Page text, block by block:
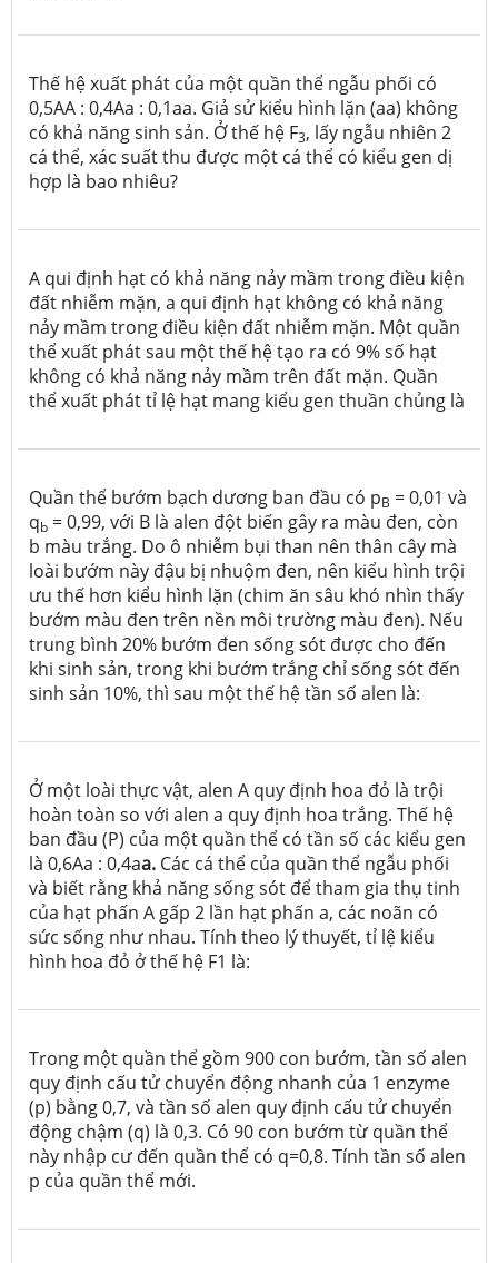
Thế hệ xuất phát của một quần thể ngẫu phối có
0,5AA : 0,4Aa : 0,1aa. Giả sử kiểu hình lặn (aa) không
có khả năng sinh sản. Ở thế hệ F3, lấy ngẫu nhiên 2
cá thể, xác suất thu được một cá thể có kiểu gen dị
hợp là bao nhiêu?
A qui định hạt có khả năng nảy mầm trong điều kiện
đất nhiễm mặn, a qui định hạt không có khả năng
nảy mầm trong điều kiện đất nhiễm mặn. Một quần
thể xuất phát sau một thế hệ tạo ra có 9% số hạt
không có khả năng nảy mầm trên đất mặn. Quần
thể xuất phát tỉ lệ hạt mang kiểu gen thuần chủng là
Quần thể bướm bạch dương ban đầu có pB = 0,01 và
qb = 0,99, với B là alen đột biến gây ra màu đen, còn
b màu trắng. Do ô nhiễm bụi than nên thân cây mà
loài bướm này đậu bị nhuộm đen, nên kiểu hình trội
ưu thế hơn kiểu hình lặn (chim ăn sâu khó nhìn thấy
bướm màu đen trên nền môi trường màu đen). Nếu
trung bình 20% bướm đen sống sót được cho đến
khi sinh sản, trong khi bướm trắng chỉ sống sót đến
sinh sản 10%, thì sau một thế hệ tần số alen là:
Ở một loài thực vật, alen A quy định hoa đỏ là trội
hoàn toàn so với alen a quy định hoa trắng. Thế hệ
ban đầu (P) của một quần thể có tần số các kiểu gen
là 0,6Aa : 0,4aa. Các cá thể của quần thể ngẫu phối
và biết rằng khả năng sống sót để tham gia thụ tinh
của hạt phấn A gấp 2 lần hạt phấn a, các noãn có
sức sống như nhau. Tính theo lý thuyết, tỉ lệ kiểu
hình hoa đỏ ở thế hệ F1 là:
Trong một quần thể gồm 900 con bướm, tần số alen
quy định cấu tử chuyển động nhanh của 1 enzyme
(p) bằng 0,7, và tần số alen quy định cấu tử chuyển
động chậm (q) là 0,3. Có 90 con bướm từ quần thể
này nhập cư đến quần thể có q=0,8. Tính tần số alen
p của quần thể mới.